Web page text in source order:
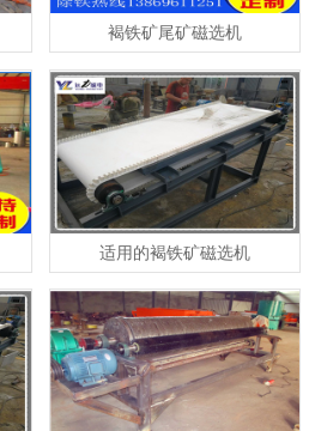
褐铁矿尾矿磁选机
适用的褐铁矿磁选机